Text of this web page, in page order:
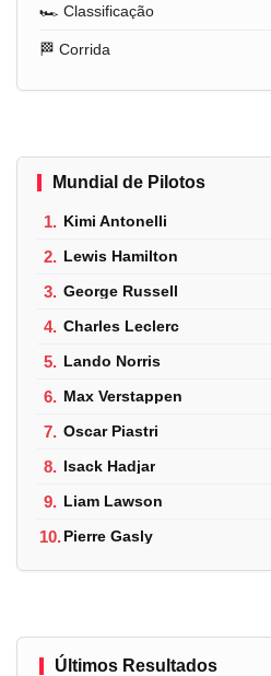
🏎️ Classificação
🏁 Corrida
Mundial de Pilotos
1. Kimi Antonelli
2. Lewis Hamilton
3. George Russell
4. Charles Leclerc
5. Lando Norris
6. Max Verstappen
7. Oscar Piastri
8. Isack Hadjar
9. Liam Lawson
10.Pierre Gasly
Últimos Resultados